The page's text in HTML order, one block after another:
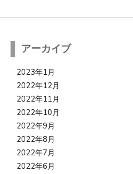
アーカイブ
2023年1月
2022年12月
2022年11月
2022年10月
2022年9月
2022年8月
2022年7月
2022年6月